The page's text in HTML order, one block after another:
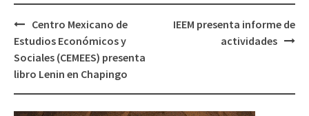
Post
navigation
Centro Mexicano de
Estudios Económicos y
Sociales (CEMEES) presenta
libro Lenin en Chapingo
IEEM presenta informe de
actividades